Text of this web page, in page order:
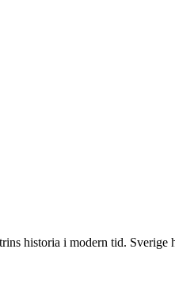
historia i modern tid.